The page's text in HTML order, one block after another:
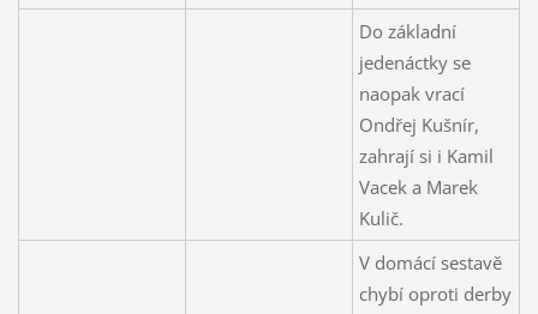
Do základní
jedenáctky se
naopak vrací
Ondřej Kušnír,
zahrají si i Kamil
Vacek a Marek
Kulič.
V domácí sestavě
chybí oproti derby